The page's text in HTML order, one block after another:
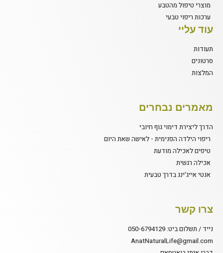
מוצרי טיפול מהטבע
ערכות ריפוי טבעי
עוד עליי
תעודות
סרטונים
המלצות
מאמרים נבחרים
הדרך ליצירת דימוי גוף חיובי
ריפוי הילדה הפנימית - לאישה שאת היום
טיפים לאכילה מודעת
אכילה רגשית
אנטי אייג'ינג בדרך טבעית
צרו קשר
נייד / תשלום ביט: 050-6794129
AnatNaturalLife@gmail.com